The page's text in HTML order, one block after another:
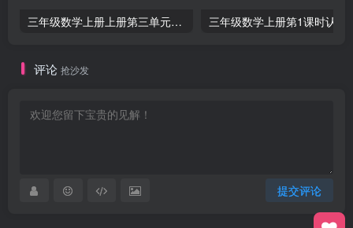
三年级数学上册上册第三单元《测量》练习题（人教版）
评论 抢沙发
提交评论